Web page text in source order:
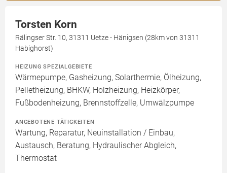
Torsten Korn
Rälingser Str. 10, 31311 Uetze - Hänigsen (28km von 31311
Habighorst)
HEIZUNG SPEZIALGEBIETE
Wärmepumpe, Gasheizung, Solarthermie, Ölheizung,
Pelletheizung, BHKW, Holzheizung, Heizkörper,
Fußbodenheizung, Brennstoffzelle, Umwälzpumpe
ANGEBOTENE TÄTIGKEITEN
Wartung, Reparatur, Neuinstallation / Einbau,
Austausch, Beratung, Hydraulischer Abgleich,
Thermostat